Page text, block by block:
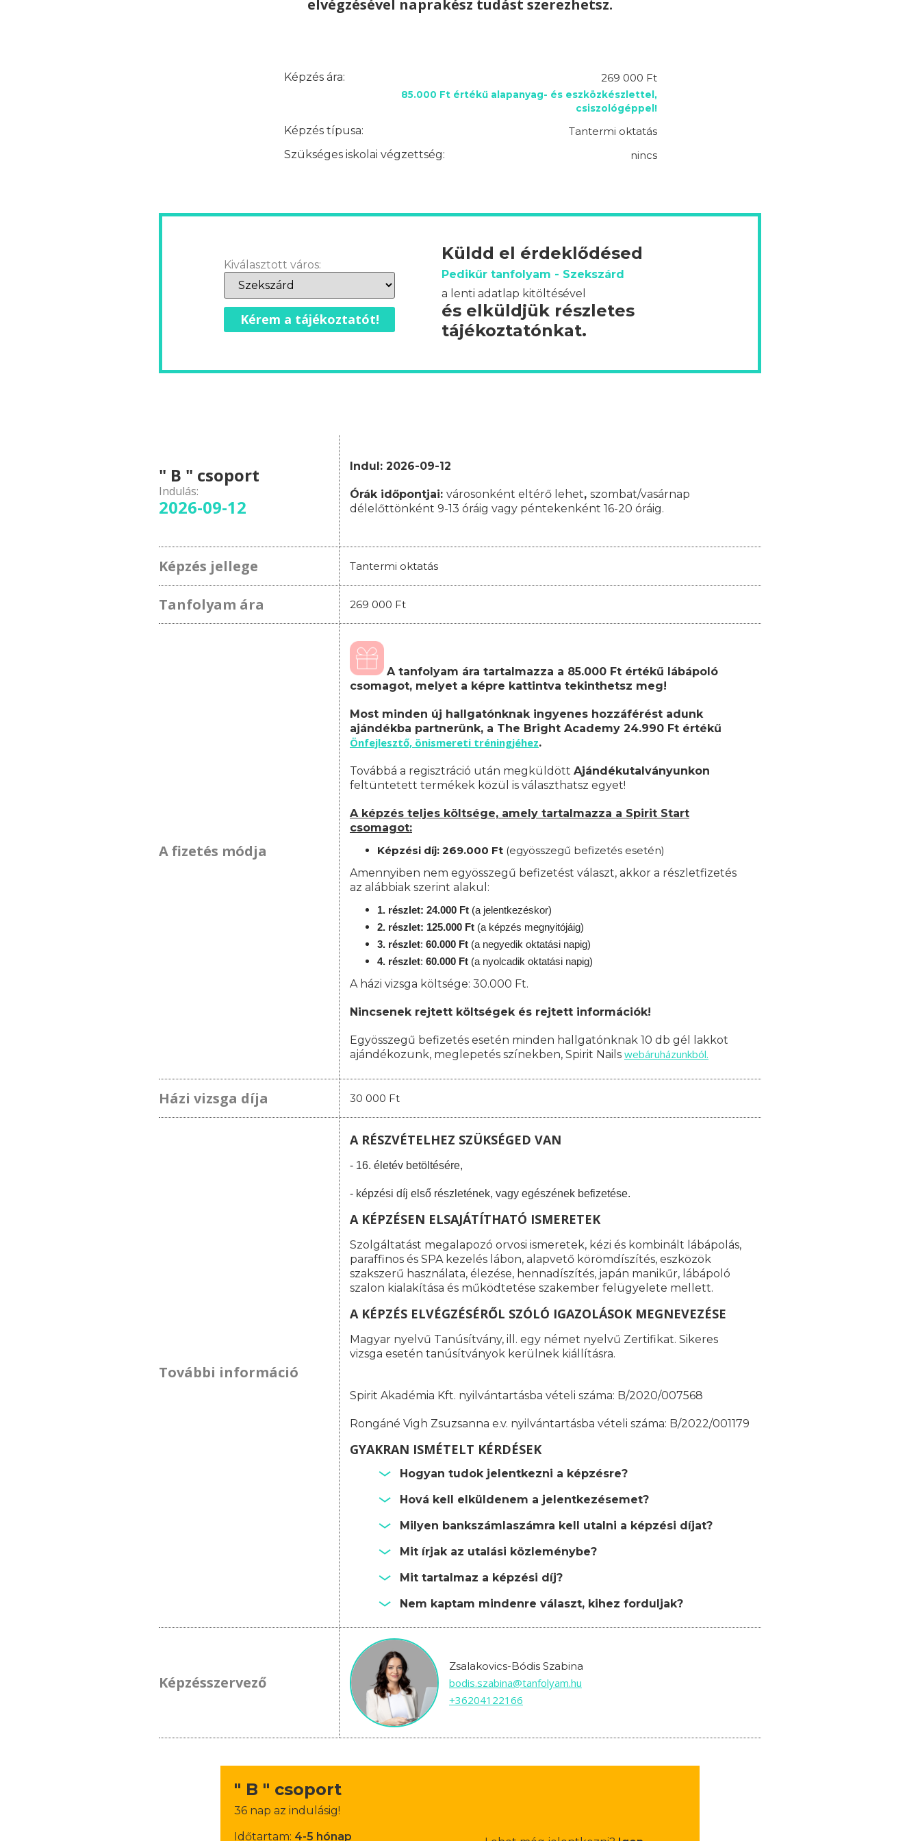
elvégzésével naprakész tudást szerezhetsz.
Képzés ára: 269 000 Ft
85.000 Ft értékű alapanyag- és eszközkészlettel,
csiszológéppel!
Képzés típusa:
Tantermi oktatás
Szükséges iskolai végzettség:
nincs
Kiválasztott város:
Kérem a tájékoztatót!
Küldd el érdeklődésed
Pedikűr tanfolyam - Szekszárd
a lenti adatlap kitöltésével
és elküldjük részletes
tájékoztatónkat.
" B " csoport
Indulás:
2026-09-12
Indul: 2026-09-12
Órák időpontjai: városonként eltérő lehet, szombat/vasárnap
délelőttönként 9-13 óráig vagy péntekenként 16-20 óráig.
Képzés jellege Tantermi oktatás
Tanfolyam ára 269 000 Ft
A fizetés módja
A tanfolyam ára tartalmazza a 85.000 Ft értékű lábápoló
csomagot, melyet a képre kattintva tekinthetsz meg!
Most minden új hallgatónknak ingyenes hozzáférést adunk
ajándékba partnerünk, a The Bright Academy 24.990 Ft értékű
Önfejlesztő, önismereti tréningjéhez.
Továbbá a regisztráció után megküldött Ajándékutalványunkon
feltüntetett termékek közül is választhatsz egyet!
A képzés teljes költsége, amely tartalmazza a Spirit Start
csomagot:
Képzési díj: 269.000 Ft (egyösszegű befizetés esetén)
Amennyiben nem egyösszegű befizetést választ, akkor a részletfizetés
az alábbiak szerint alakul:
1. részlet: 24.000 Ft (a jelentkezéskor)
2. részlet: 125.000 Ft (a képzés megnyitójáig)
3. részlet: 60.000 Ft (a negyedik oktatási napig)
4. részlet: 60.000 Ft (a nyolcadik oktatási napig)
A házi vizsga költsége: 30.000 Ft.
Nincsenek rejtett költségek és rejtett információk!
Egyösszegű befizetés esetén minden hallgatónknak 10 db gél lakkot
ajándékozunk, meglepetés színekben, Spirit Nails webáruházunkból.
Házi vizsga díja 30 000 Ft
További információ
A RÉSZVÉTELHEZ SZÜKSÉGED VAN
- 16. életév betöltésére,
- képzési díj első részletének, vagy egészének befizetése.
A KÉPZÉSEN ELSAJÁTÍTHATÓ ISMERETEK
Szolgáltatást megalapozó orvosi ismeretek, kézi és kombinált lábápolás,
paraffinos és SPA kezelés lábon, alapvető körömdíszítés, eszközök
szakszerű használata, élezése, hennadíszítés, japán manikűr, lábápoló
szalon kialakítása és működtetése szakember felügyelete mellett.
A KÉPZÉS ELVÉGZÉSÉRŐL SZÓLÓ IGAZOLÁSOK MEGNEVEZÉSE
Magyar nyelvű Tanúsítvány, ill. egy német nyelvű Zertifikat. Sikeres
vizsga esetén tanúsítványok kerülnek kiállításra.
Spirit Akadémia Kft. nyilvántartásba vételi száma: B/2020/007568
Rongáné Vigh Zsuzsanna e.v. nyilvántartásba vételi száma: B/2022/001179
GYAKRAN ISMÉTELT KÉRDÉSEK
Hogyan tudok jelentkezni a képzésre?
Hová kell elküldenem a jelentkezésemet?
Milyen bankszámlaszámra kell utalni a képzési díjat?
Mit írjak az utalási közleménybe?
Mit tartalmaz a képzési díj?
Nem kaptam mindenre választ, kihez forduljak?
Képzésszervező
Zsalakovics-Bódis Szabina
bodis.szabina@tanfolyam.hu
+36204122166
" B " csoport
36 nap az indulásig!
Időtartam: 4-5 hónap